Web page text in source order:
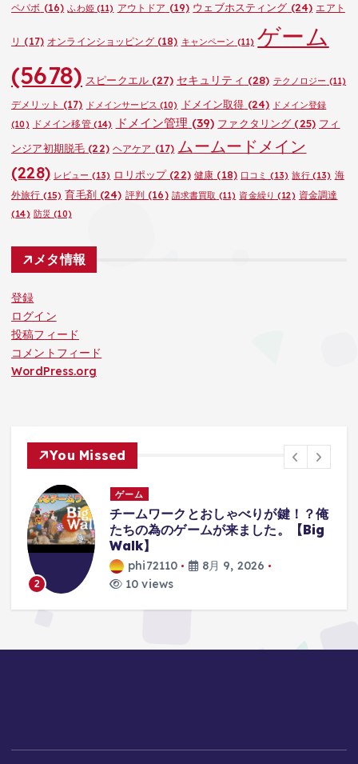
ペパボ (16) ふわ姫(11) アウトドア (19) ウェブホスティング (24) エアト
リ (17) オンラインショッピング(18) キャンペーン (11) ゲーム
(5678) スピークエル(27) セキュリティ (28) テクノロジー (11)
デメリット (17) ドメインサービス (10) ドメイン取得 (24) ドメイン登録
(10)
ドメイン移管(14) ドメイン管理 (39) ファクタリング (25) フィ
ンジア初期脱毛 (22) ヘアケア (17) ムームードメイン
(228) レビュー (13) ロリポップ(22) 健康 (18) 口コミ (13) 旅行(13) 海
外旅行 (15) 育毛剤(24) 評判 (16) 請求書買取 (11) 資金繰り (12) 資金調達
(14) 防災 (10)
メタ情報
登録
ログイン
投稿フィード
コメントフィード
WordPress.org
You Missed
ムワークとおしゃべりが鍵！？俺
の為のゲームが来ました。【Big
】
phi72110
8月 9, 2026
10 views
【レト
エゥー